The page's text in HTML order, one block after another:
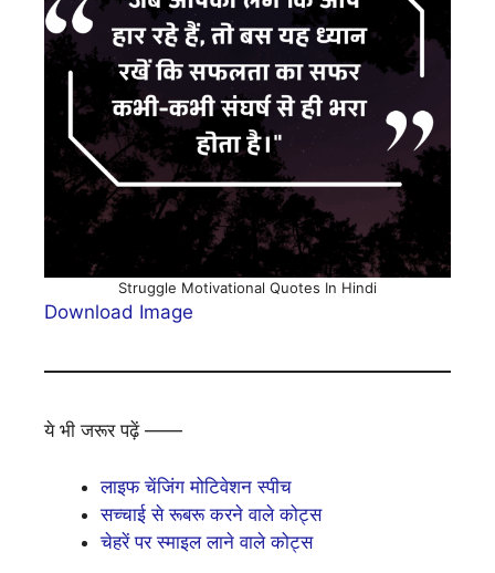
Struggle Motivational Quotes In Hindi
Download Image
ये भी जरूर पढ़ें ——
लाइफ चेंजिंग मोटिवेशन स्पीच
सच्चाई से रूबरू करने वाले कोट्स
चेहरें पर स्माइल लाने वाले कोट्स